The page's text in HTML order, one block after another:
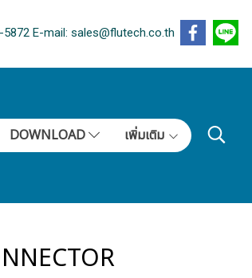
5872 E-mail: sales@flutech.co.th
DOWNLOAD เพิ่มเติม